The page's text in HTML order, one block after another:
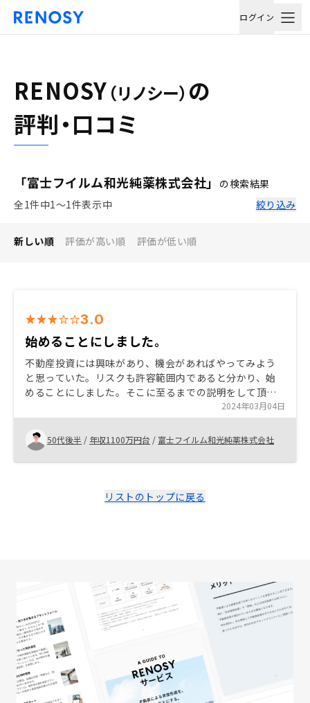
ログイン
RENOSY （リノシー） の
評判・口コミ
「富士フイルム和光純薬株式会社」
の検索結果
全1件中1〜1件表示中
絞り込み
新しい順 評価が高い順 評価が低い順
3.0
始めることにしました。
不動産投資には興味があり、機会があればやってみよう
と思っていた。リスクも許容範囲内であると分かり、始
めることにしました。そこに至るまでの説明をして頂き
ました。私が認識不足なこともありましたが、実際に手
続きする段階まで聞いてないことも多くありました。手
続きに関して常識なのかもしれませんが、始めることに
なってから先の手続きや経費について予め説明が欲しか
ったです。
2024年03月04日
50代後半 / 年収1100万円台 / 富士フイルム和光純薬株式会社
リストのトップに戻る